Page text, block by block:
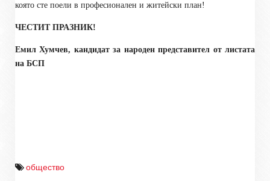
която сте поели в професионален и житейски план!
ЧЕСТИТ ПРАЗНИК!
Емил Хумчев, кандидат за народен представител от листата
на БСП
общество